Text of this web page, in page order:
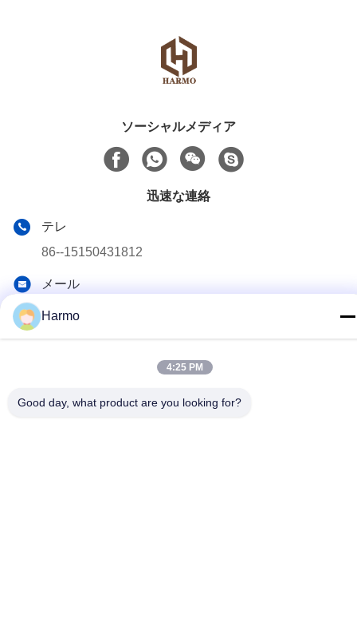
ソーシャルメディア
迅速な連絡
テレ
86--15150431812
メール
5109# 東太湖道 リン湖町 武蔵区 蘇州市 江蘇県 中国
プライバシーポリシー |地図
Harmo
4:25 PM
Good day, what product are you looking for?